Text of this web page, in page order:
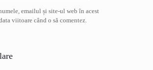
emailul și site-ul web în acest
viitoare când o să comentez.